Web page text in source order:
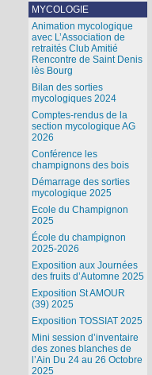
MYCOLOGIE
Animation mycologique
avec L’Association de
retraités Club Amitié
Rencontre de Saint Denis
lès Bourg
Bilan des sorties
mycologiques 2024
Comptes-rendus de la
section mycologique AG
2026
Conférence les
champignons des bois
Démarrage des sorties
mycologique 2025
Ecole du Champignon
2025
École du champignon
2025-2026
Exposition aux Journées
des fruits d’Automne 2025
Exposition St AMOUR
(39) 2025
Exposition TOSSIAT 2025
Mini session d’inventaire
des zones blanches de
l’Ain Du 24 au 26 Octobre
2025